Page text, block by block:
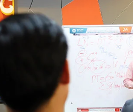
Hồng Kông
Ăn Mở Quán
Bếp Nóng
Kinh Doanh Ngành F&B
Kinh Doanh Nhà Hàng
Kinh Doanh và Vận Hành Mô Hình Ẩm
Nấu Ăn